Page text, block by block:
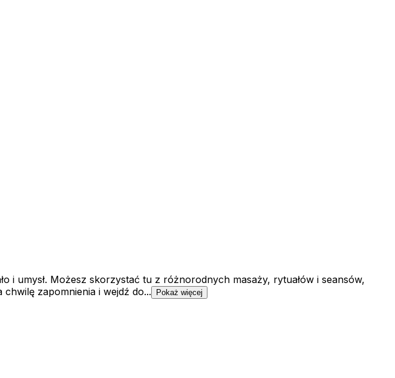
i umysł. Możesz skorzystać tu z różnorodnych masaży, rytuałów i seansów,
zapomnienia i wejdź do...
Pokaż więcej